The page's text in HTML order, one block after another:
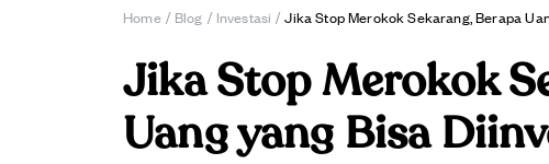
Home / Blog / Investasi / Jika Stop Merokok Sekarang, Berapa
Jika Stop Merokok
Uang yang Bisa